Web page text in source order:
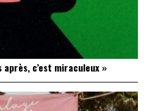
après, c’est miraculeux »